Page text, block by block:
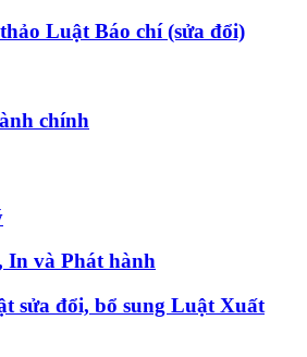
Luật Báo chí (sửa đổi)
chính
In và Phát hành
sửa đổi, bổ sung Luật Xuất